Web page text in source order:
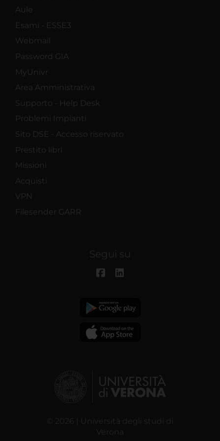
Aule
Esami - ESSE3
Webmail
Password GIA
MyUnivr
Area Amministrativa
Supporto - Help Desk
Problemi Impianti
Sito DSE - Accesso riservato
Prestito libri
Missioni
Acquisti
VPN
Filesender GARR
Segui su
© 2026 | Università degli studi di
Verona